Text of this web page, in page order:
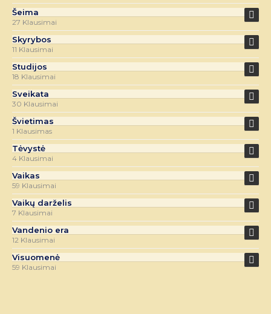
Šeima
27 Klausimai
Skyrybos
11 Klausimai
Studijos
18 Klausimai
Sveikata
30 Klausimai
Švietimas
1 Klausimas
Tėvystė
4 Klausimai
Vaikas
59 Klausimai
Vaikų darželis
7 Klausimai
Vandenio era
12 Klausimai
Visuomenė
59 Klausimai